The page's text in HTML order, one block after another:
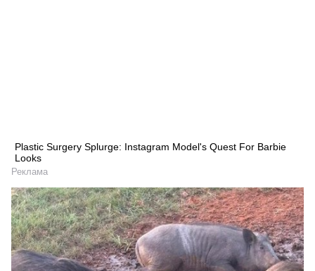
Plastic Surgery Splurge: Instagram Model's Quest For Barbie
Looks
Реклама